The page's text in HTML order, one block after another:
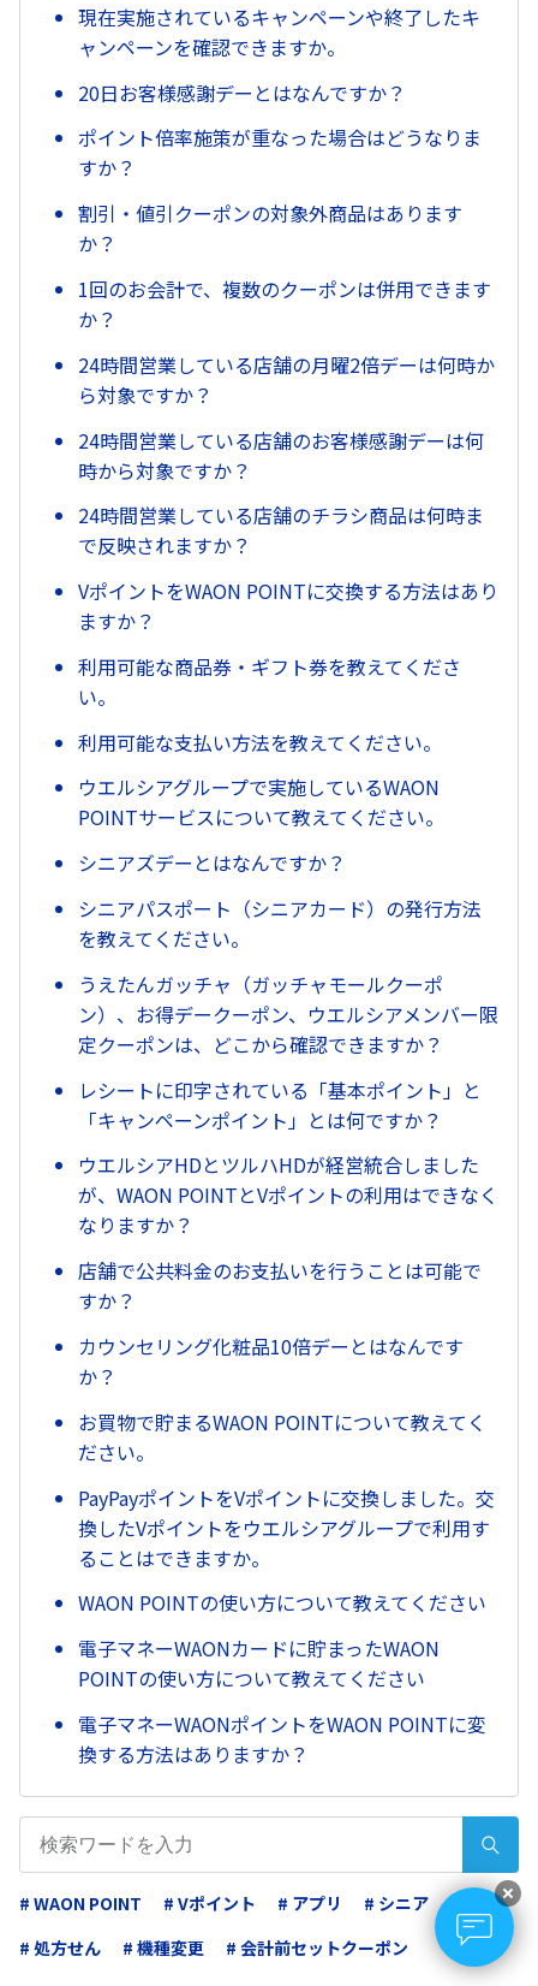
現在実施されているキャンペーンや終了したキ
ャンペーンを確認できますか。
20日お客様感謝デーとはなんですか？
ポイント倍率施策が重なった場合はどうなりま
すか？
割引・値引クーポンの対象外商品はあります
か？
1回のお会計で、複数のクーポンは併用できます
か？
24時間営業している店舗の月曜2倍デーは何時か
ら対象ですか？
24時間営業している店舗のお客様感謝デーは何
時から対象ですか？
24時間営業している店舗のチラシ商品は何時ま
で反映されますか？
VポイントをWAON POINTに交換する方法はあり
ますか？
利用可能な商品券・ギフト券を教えてくださ
い。
利用可能な支払い方法を教えてください。
ウエルシアグループで実施しているWAON
POINTサービスについて教えてください。
シニアズデーとはなんですか？
シニアパスポート（シニアカード）の発行方法
を教えてください。
うえたんガッチャ（ガッチャモールクーポ
ン）、お得デークーポン、ウエルシアメンバー限
定クーポンは、どこから確認できますか？
レシートに印字されている「基本ポイント」と
「キャンペーンポイント」とは何ですか？
ウエルシアHDとツルハHDが経営統合しました
が、WAON POINTとVポイントの利用はできなく
なりますか？
店舗で公共料金のお支払いを行うことは可能で
すか？
カウンセリング化粧品10倍デーとはなんです
か？
お買物で貯まるWAON POINTについて教えてく
ださい。
PayPayポイントをVポイントに交換しました。交
換したVポイントをウエルシアグループで利用す
ることはできますか。
WAON POINTの使い方について教えてください
電子マネーWAONカードに貯まったWAON
POINTの使い方について教えてください
電子マネーWAONポイントをWAON POINTに変
換する方法はありますか？
# WAON POINT # Vポイント # アプリ
# シニア
# 処方せん
# 機種変更 # 会計前セットクーポン